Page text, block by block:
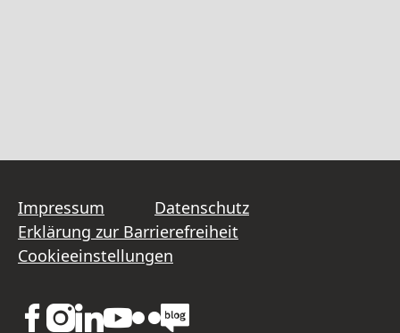
Impressum
Datenschutz
Erklärung zur Barrierefreiheit
Cookieeinstellungen